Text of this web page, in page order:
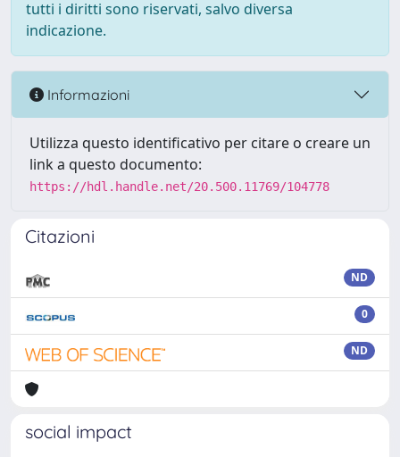
tutti i diritti sono riservati, salvo diversa
indicazione.
Informazioni
Utilizza questo identificativo per citare o creare un
link a questo documento:
https://hdl.handle.net/20.500.11769/104778
Citazioni
ND
0
ND
social impact